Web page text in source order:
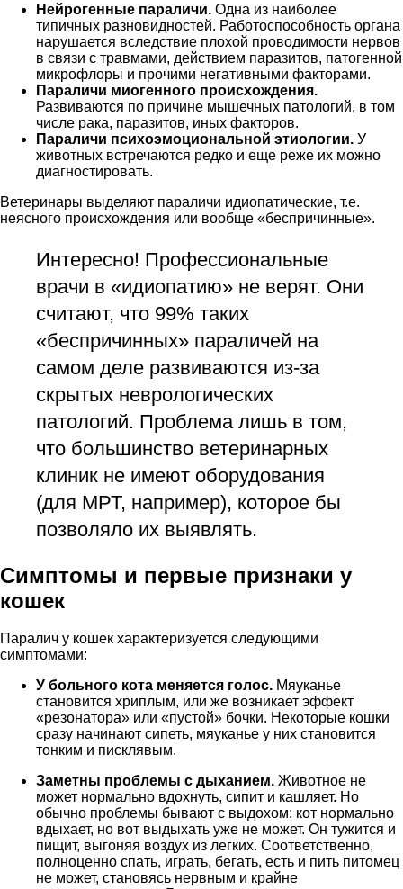
Нейрогенные параличи. Одна из наиболее
типичных разновидностей. Работоспособность органа
нарушается вследствие плохой проводимости нервов
в связи с травмами, действием паразитов, патогенной
микрофлоры и прочими негативными факторами.
Параличи миогенного происхождения.
Развиваются по причине мышечных патологий, в том
числе рака, паразитов, иных факторов.
Параличи психоэмоциональной этиологии. У
животных встречаются редко и еще реже их можно
диагностировать.
Ветеринары выделяют параличи идиопатические, т.е.
неясного происхождения или вообще «беспричинные».
Интересно! Профессиональные
врачи в «идиопатию» не верят. Они
считают, что 99% таких
«беспричинных» параличей на
самом деле развиваются из-за
скрытых неврологических
патологий. Проблема лишь в том,
что большинство ветеринарных
клиник не имеют оборудования
(для МРТ, например), которое бы
позволяло их выявлять.
Симптомы и первые признаки у
кошек
Паралич у кошек характеризуется следующими
симптомами:
У больного кота меняется голос. Мяуканье
становится хриплым, или же возникает эффект
«резонатора» или «пустой» бочки. Некоторые кошки
сразу начинают сипеть, мяуканье у них становится
тонким и писклявым.
Заметны проблемы с дыханием. Животное не
может нормально вдохнуть, сипит и кашляет. Но
обычно проблемы бывают с выдохом: кот нормально
вдыхает, но вот выдыхать уже не может. Он тужится и
пищит, выгоняя воздух из легких. Соответственно,
полноценно спать, играть, бегать, есть и пить питомец
не может, становясь нервным и крайне